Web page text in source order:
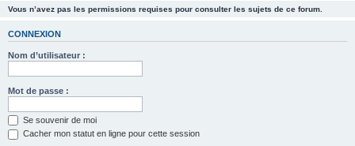
Vous n’avez pas les permissions requises pour consulter les sujets de ce forum.
CONNEXION
Nom d’utilisateur :
Mot de passe :
Se souvenir de moi
Cacher mon statut en ligne pour cette session